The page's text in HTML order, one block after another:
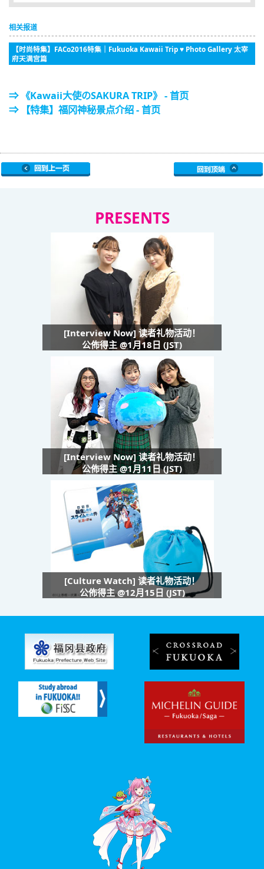
相关报道
【时尚特集】FACo2016特集｜Fukuoka Kawaii Trip ♥ Photo Gallery 太宰
府天满宫篇
⇒ 《Kawaii大使のSAKURA TRIP》 - 首页
⇒ 【特集】福冈神秘景点介绍 - 首页
PRESENTS
[Interview Now] 读者礼物活动！
公佈得主 @1月18日 (JST)
[Interview Now] 读者礼物活动！
公佈得主 @1月11日 (JST)
[Culture Watch] 读者礼物活动！
公佈得主 @12月15日 (JST)